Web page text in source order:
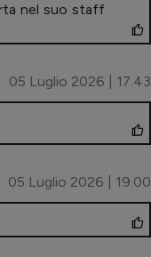
nel suo staff
05 Luglio 2026 | 17.43
05 Luglio 2026 | 19.00